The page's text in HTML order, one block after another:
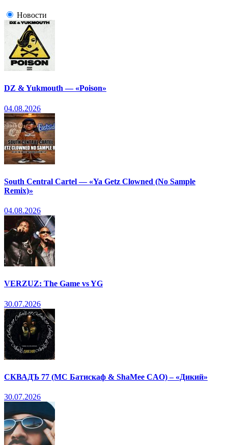
Новости
DZ & Yukmouth — «Poison»
04.08.2026
South Central Cartel — «Ya Getz Clowned (No Sample
Remix)»
04.08.2026
VERZUZ: The Game vs YG
30.07.2026
СКВАДЪ 77 (МС Батискаф & ShaMee CAO) – «Дикий»
30.07.2026